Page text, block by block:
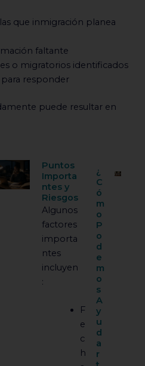
que inmigración planea
faltante
o migratorios identificados
responder
puede resultar en
Puntos
Importa
ntes y
Riesgos
Algunos
factores
importa
ntes
incluyen
:
F
e
c
h
¿
C
ó
m
o
P
o
d
e
m
o
s
A
y
u
d
a
r